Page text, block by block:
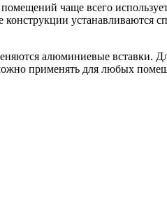
чаще всего
устанавливаются
алюминиевые вставки.
применять для любых